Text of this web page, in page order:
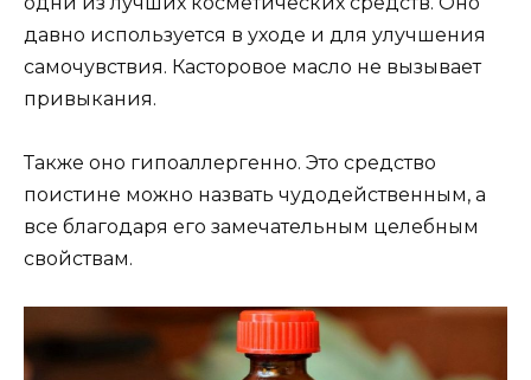
давно используется в уходе и для улучшения
самочувствия. Касторовое масло не вызывает
привыкания.
Также оно гипоаллергенно. Это средство
поистине можно назвать чудодейственным, а
все благодаря его замечательным целебным
свойствам.